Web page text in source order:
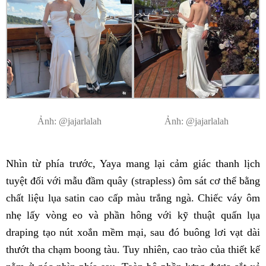
Ảnh: @jajarlalah Ảnh: @jajarlalah
Nhìn từ phía trước, Yaya mang lại cảm giác thanh lịch
tuyệt đối với mẫu đầm quây (strapless) ôm sát cơ thể bằng
chất liệu lụa satin cao cấp màu trắng ngà. Chiếc váy ôm
nhẹ lấy vòng eo và phần hông với kỹ thuật quấn lụa
draping tạo nút xoắn mềm mại, sau đó buông lơi vạt dài
thướt tha chạm boong tàu. Tuy nhiên, cao trào của thiết kế